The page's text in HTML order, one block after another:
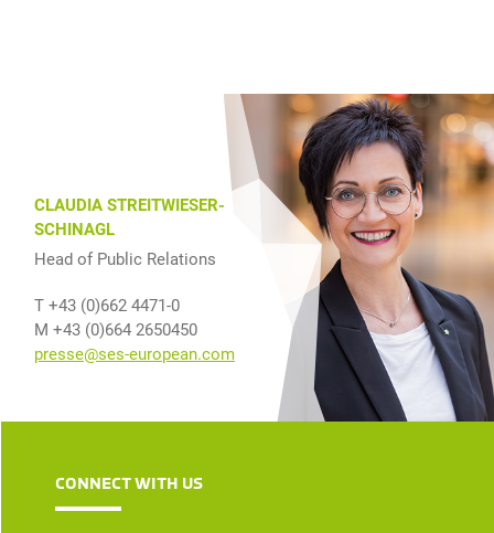
CLAUDIA STREITWIESER-
SCHINAGL
Head of Public Relations
T +43 (0)662 4471-0
M +43 (0)664 2650450
presse@ses-european.com
CONNECT WITH US